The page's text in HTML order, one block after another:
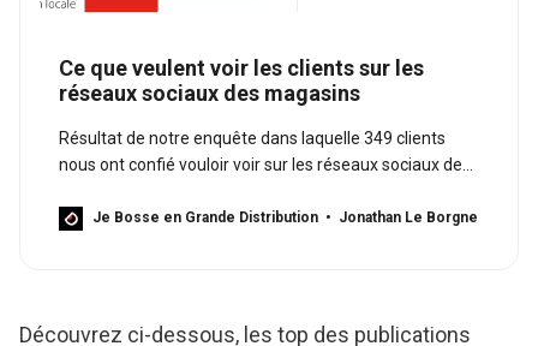
Ce que veulent voir les clients sur les
réseaux sociaux des magasins
Résultat de notre enquête dans laquelle 349 clients
nous ont confié vouloir voir sur les réseaux sociaux des
Je Bosse en Grande Distribution Jonathan Le Borgne
Découvrez ci-dessous, les top des publications